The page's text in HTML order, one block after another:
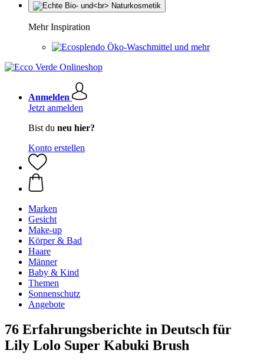
Mehr Inspiration
Öko-Waschmittel und mehr
Anmelden
Jetzt anmelden
Bist du neu hier?
Konto erstellen
Marken
Gesicht
Make-up
Körper & Bad
Haare
Männer
Baby & Kind
Themen
Sonnenschutz
Angebote
76 Erfahrungsberichte in Deutsch für
Lily Lolo Super Kabuki Brush